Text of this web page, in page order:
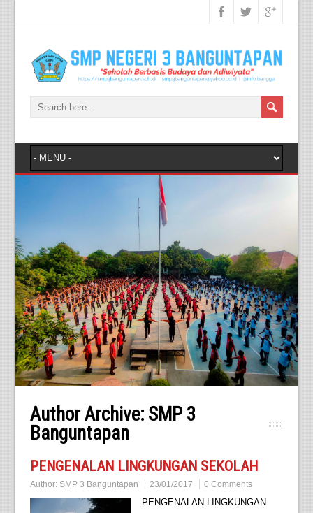
Author Archive: SMP 3
Banguntapan
PENGENALAN LINGKUNGAN SEKOLAH
Author: SMP 3 Banguntapan 23/01/2017 0 Comments
PENGENALAN LINGKUNGAN